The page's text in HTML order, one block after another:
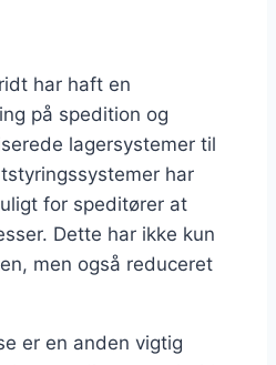
har haft en
på spedition og
lagersystemer til
har
for speditører at
Dette har ikke kun
men også reduceret
er en anden vigtig